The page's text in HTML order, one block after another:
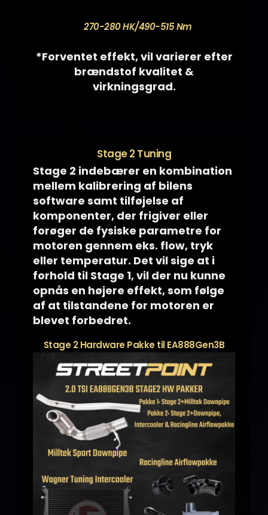
270-280 HK/490-515 Nm
*Forventet effekt, vil varierer efter
brændstof kvalitet &
virkningsgrad.
Stage 2 Tuning
Stage 2 indebærer en kombination
mellem kalibrering af bilens
software samt tilføjelse af
komponenter, der frigiver eller
forøger de fysiske parametre for
motoren gennem eks. flow, tryk
eller temperatur. Det vil sige at i
forhold til Stage 1, vil der nu kunne
opnås en højere effekt, som følge
af at tilstandene for motoren er
blevet forbedret.
Stage 2 Hardware Pakke til EA888Gen3B